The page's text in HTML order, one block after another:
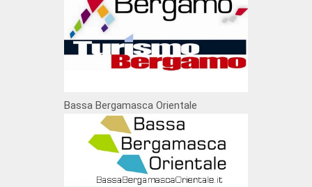
Bassa Bergamasca Orientale